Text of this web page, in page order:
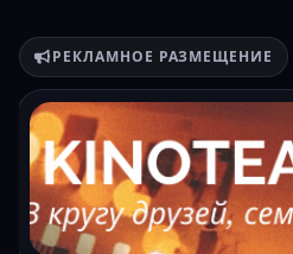
РЕКЛАМНОЕ РАЗМЕЩЕНИЕ